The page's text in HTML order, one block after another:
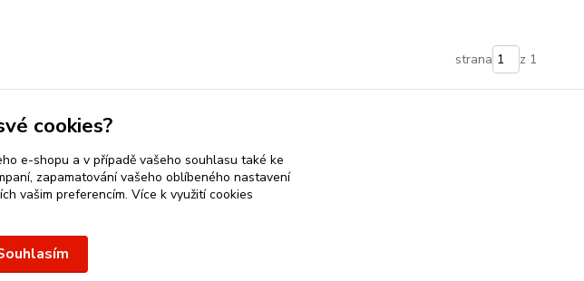
strana z 1
na dárek.
cookies?
e-shopu a v případě vašeho souhlasu také ke
zapamatování vašeho oblíbeného nastavení
vašim preferencím. Více k využití cookies